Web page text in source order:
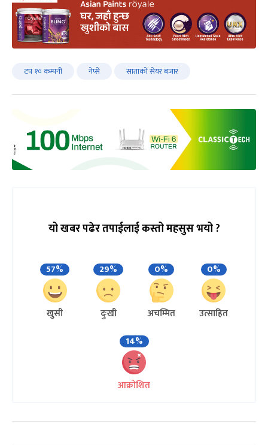
टप १० कम्पनी नेप्से साताको सेयर बजार
यो खबर पढेर तपाईलाई कस्तो महसुस भयो ?
57%
खुसी
29%
दुःखी
0%
अचम्मित
0%
उत्साहित
14%
आक्रोशित